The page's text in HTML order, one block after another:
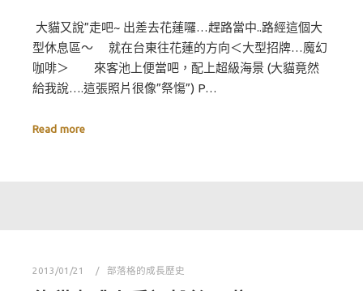
大貓又說”走吧~ 出差去花蓮囉…趕路當中..路經這個大
型休息區～ 就在台東往花蓮的方向＜大型招牌…魔幻
咖啡＞ 來客池上便當吧，配上超級海景 (大貓竟然
給我說….這張照片很像”祭慯”) P…
Read more
2013/01/21 部落格的成長歷史